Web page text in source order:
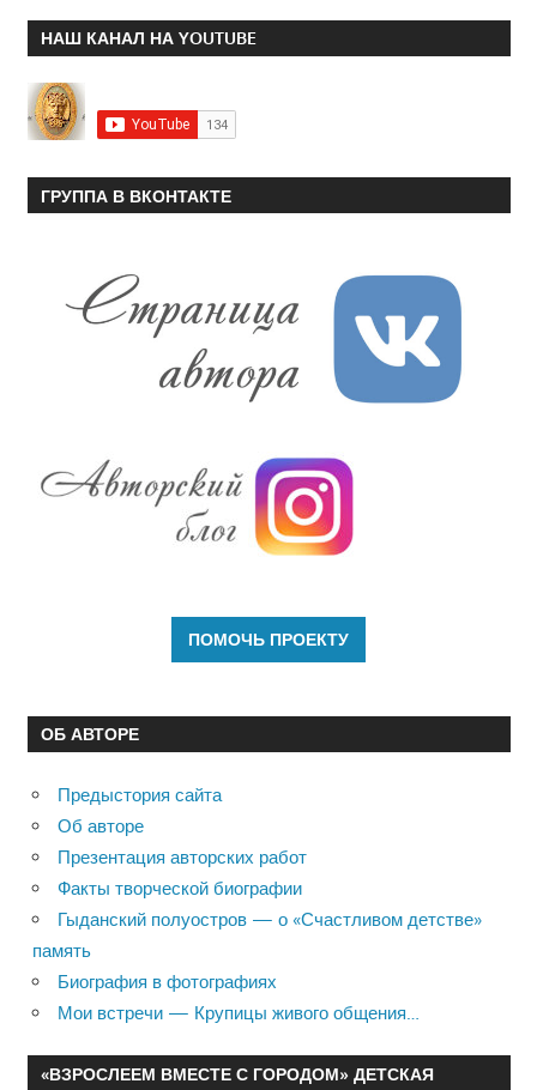
НАШ КАНАЛ НА YOUTUBE
ГРУППА В ВКОНТАКТЕ
ОБ АВТОРЕ
Предыстория сайта
Об авторе
Презентация авторских работ
Факты творческой биографии
Гыданский полуостров — о «Счастливом детстве»
память
Биография в фотографиях
Мои встречи — Крупицы живого общения…
«ВЗРОСЛЕЕМ ВМЕСТЕ С ГОРОДОМ» ДЕТСКАЯ